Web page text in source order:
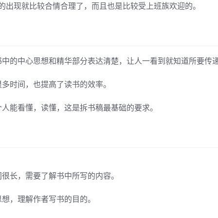
现就比较合情合理了，而且也是比较受上班族欢迎的。
的中心思想和精华部分表达清楚，让人一看到就知道所要传
时间，也提高了读书的效率。
能看懂，读懂，这是拆书稿最基础的要求。
长，需要了解书中所写的内容。
，理解作者写书的目的。